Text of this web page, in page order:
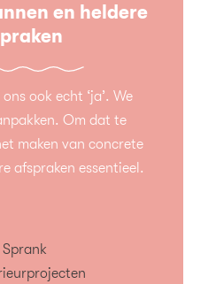
en heldere
ons ook echt ‘ja’. We
Om dat te
maken van concrete
afspraken essentieel.